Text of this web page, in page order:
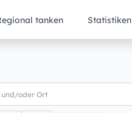
tanken Statistiken